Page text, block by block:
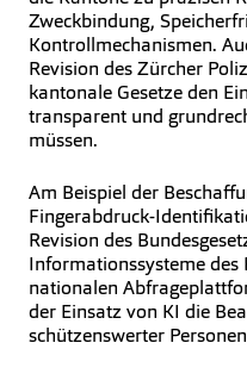
Zweckbindung,
Kontrollmechanismen.
Revision des Zürcher
kantonale Gesetze den
transparent und
müssen.
Am Beispiel der
Fingerabdruck-
Revision des
Informationssysteme
nationalen
der Einsatz von KI die
schützenswerter